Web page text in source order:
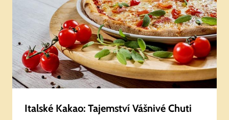
Italské Kakao: Tajemství Vášnivé Chuti